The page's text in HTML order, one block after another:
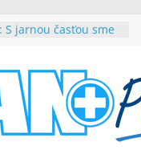
S jarnou časťou sme
tímového
v belasých
živý (VIDEO)
získali prvenstvo